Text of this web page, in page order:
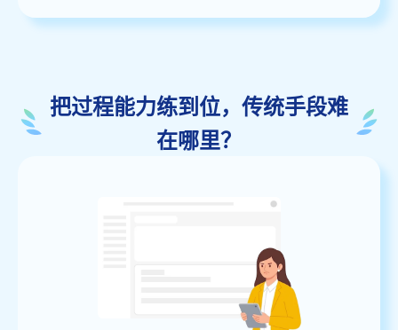
把过程能力练到位，传统手段难
在哪里？